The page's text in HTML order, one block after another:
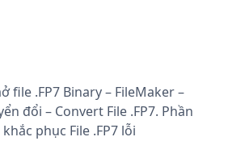
file .FP7 Binary – FileMaker –
đổi – Convert File .FP7. Phần
phục File .FP7 lỗi